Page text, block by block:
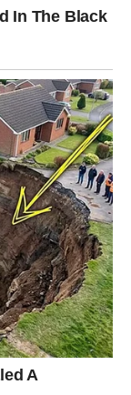
partner
Mogao bi
ili plan za